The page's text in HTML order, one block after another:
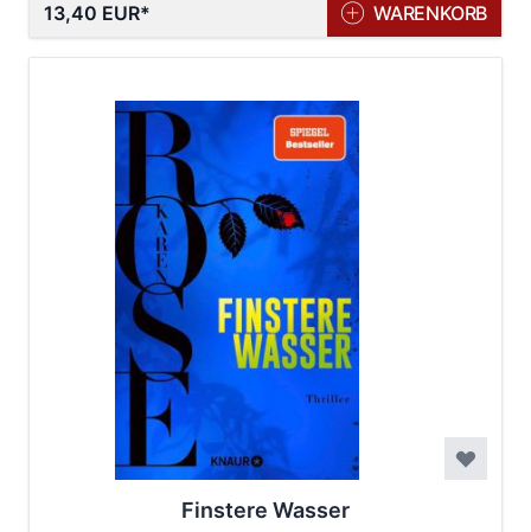
13,40 EUR WARENKORB
Finstere Wasser